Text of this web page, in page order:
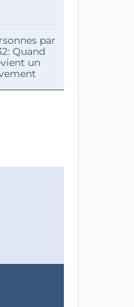
par
Quand
un